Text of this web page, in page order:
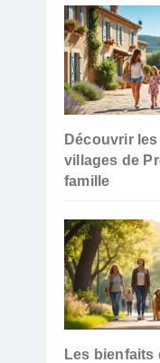
Découvrir
villages de
famille
Les bienfaits